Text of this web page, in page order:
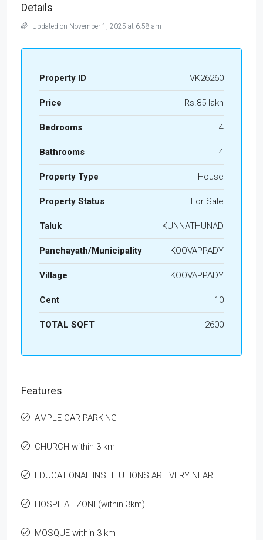
Details
Updated on November 1, 2025 at 6:58 am
Property ID VK26260
Price Rs.85 lakh
Bedrooms 4
Bathrooms 4
Property Type House
Property Status For Sale
Taluk KUNNATHUNAD
Panchayath/Municipality KOOVAPPADY
Village KOOVAPPADY
Cent 10
TOTAL SQFT 2600
Features
AMPLE CAR PARKING
CHURCH within 3 km
EDUCATIONAL INSTITUTIONS ARE VERY NEAR
HOSPITAL ZONE(within 3km)
MOSQUE within 3 km